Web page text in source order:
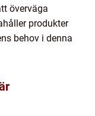
överväga
produkter
behov i denna